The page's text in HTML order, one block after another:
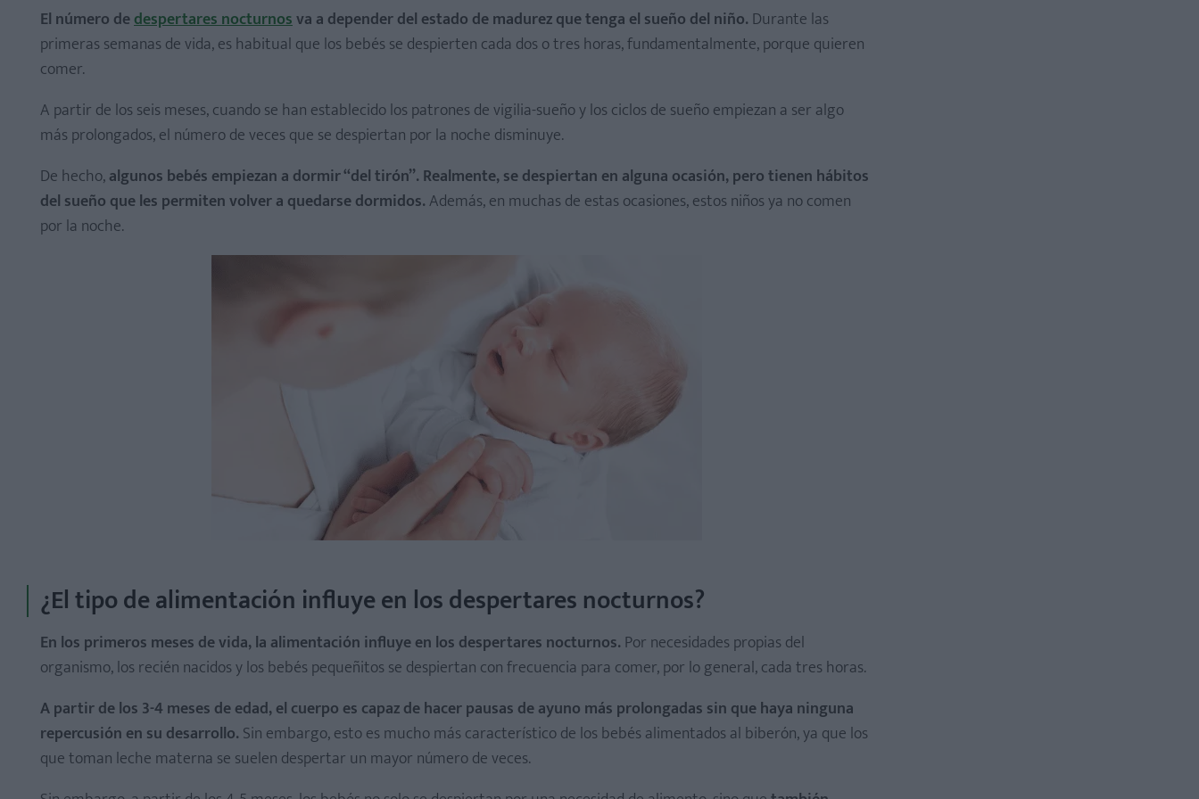
El número dedespertares nocturnosva a depender del estado de madurez que tenga el sueño del niño. Durante las
primeras semanas de vida, es habitual que los bebés se despierten cada dos o tres horas, fundamentalmente, porque quieren
comer.
A partir de los seis meses, cuando se han establecido los patrones de vigilia-sueño y los ciclos de sueño empiezan a ser algo
más prolongados, el número de veces que se despiertan por la noche disminuye.
De hecho,algunos bebés empiezan a dormir “del tirón”. Realmente, se despiertan en alguna ocasión, pero tienen hábitos
del sueño que les permiten volver a quedarse dormidos.Además, en muchas de estas ocasiones, estos niños ya no comen
por la noche.
¿El tipo de alimentación influye en los despertares nocturnos?
En los primeros meses de vida, la alimentación influye en los despertares nocturnos. Por necesidades propias del
organismo, los recién nacidos y los bebés pequeñitos se despiertan con frecuencia para comer, por lo general, cada tres horas.
A partir de los 3-4 meses de edad, el cuerpo es capaz de hacer pausas de ayuno más prolongadas sin que haya ninguna
repercusión en su desarrollo. Sin embargo, esto es mucho más característico de los bebés alimentados al biberón, ya que los
que toman leche materna se suelen despertar un mayor número de veces.